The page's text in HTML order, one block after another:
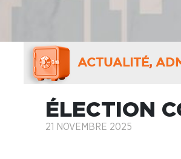
ACTUALITÉ,
ÉLECTION
21 NOVEMBRE 2025